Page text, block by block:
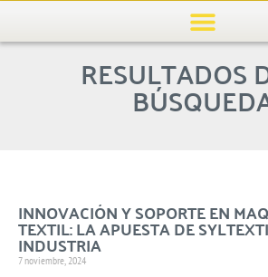
RESULTADOS
INNOVACIÓN Y SOPORTE EN
TEXTIL: LA APUESTA DE
INDUSTRIA
7 noviembre, 2024